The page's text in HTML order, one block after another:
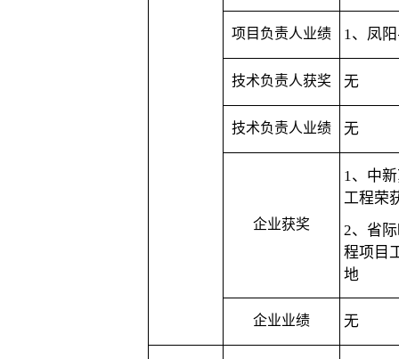
项目负责人业绩 1、凤
技术负责人获奖 无
技术负责人业绩 无
企业获奖
1、 中
工程荣
2、 省
程项目
地
企业业绩 无